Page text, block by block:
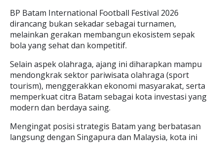
BP Batam International Football Festival 2026
dirancang bukan sekadar sebagai turnamen,
melainkan gerakan membangun ekosistem sepak
bola yang sehat dan kompetitif.
Selain aspek olahraga, ajang ini diharapkan mampu
mendongkrak sektor pariwisata olahraga (sport
tourism), menggerakkan ekonomi masyarakat, serta
memperkuat citra Batam sebagai kota investasi yang
modern dan berdaya saing.
Mengingat posisi strategis Batam yang berbatasan
langsung dengan Singapura dan Malaysia, kota ini